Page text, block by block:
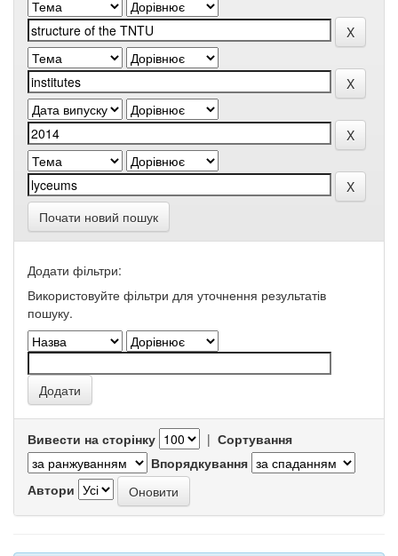
Почати новий пошук
Додати фільтри:
Використовуйте фільтри для уточнення результатів
пошуку.
Вивести на сторінку | Сортування
Впорядкування
Автори